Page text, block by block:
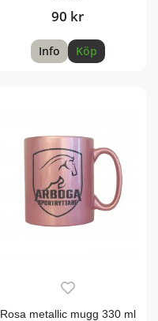
90 kr
Info Köp
Rosa metallic mugg 330 ml